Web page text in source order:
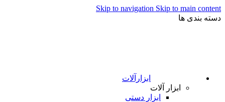
Skip to navigation Skip to main content
دسته بندی ها
ابزارآلات
ابزار آلات
ابزار دستی